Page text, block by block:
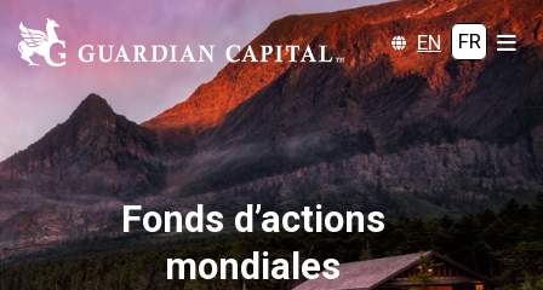
EN FR
Fonds d’actions
mondiales